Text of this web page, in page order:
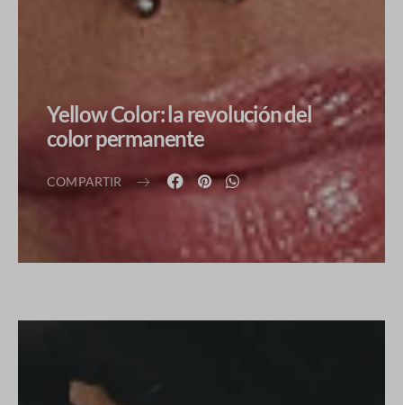
Yellow Color: la revolución del
color permanente
COMPARTIR